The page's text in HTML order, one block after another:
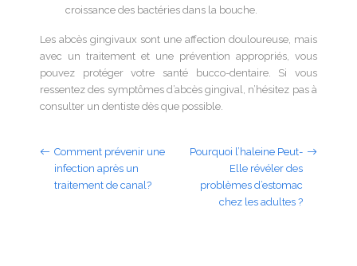
croissance des bactéries dans la bouche.
Les abcès gingivaux sont une affection douloureuse, mais
avec un traitement et une prévention appropriés, vous
pouvez protéger votre santé bucco-dentaire. Si vous
ressentez des symptômes d’abcès gingival, n’hésitez pas à
consulter un dentiste dès que possible.
Comment prévenir une
infection après un
traitement de canal?
Pourquoi l’haleine Peut-
Elle révéler des
problèmes d’estomac
chez les adultes ?